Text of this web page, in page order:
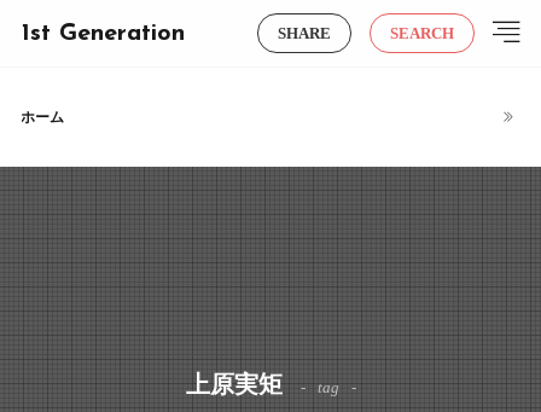
1st Generation SHARE SEARCH
ホーム
上原実矩 tag